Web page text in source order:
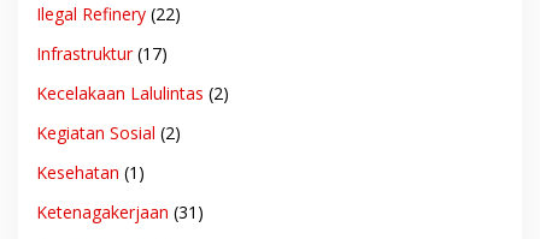
Ilegal Refinery (22)
Infrastruktur(17)
Kecelakaan Lalulintas (2)
Kegiatan Sosial (2)
Kesehatan (1)
Ketenagakerjaan (31)